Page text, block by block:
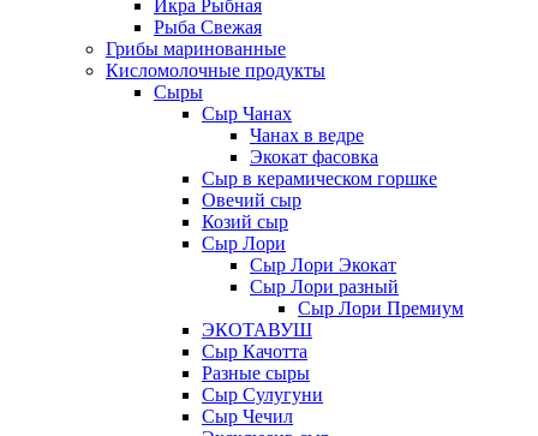
Икра Рыбная
Рыба Свежая
Грибы маринованные
Кисломолочные продукты
Сыры
Сыр Чанах
Чанах в ведре
Экокат фасовка
Сыр в керамическом горшке
Овечий сыр
Козий сыр
Сыр Лори
Сыр Лори Экокат
Сыр Лори разный
Сыр Лори Премиум
ЭКОТАВУШ
Сыр Качотта
Разные сыры
Сыр Сулугуни
Сыр Чечил